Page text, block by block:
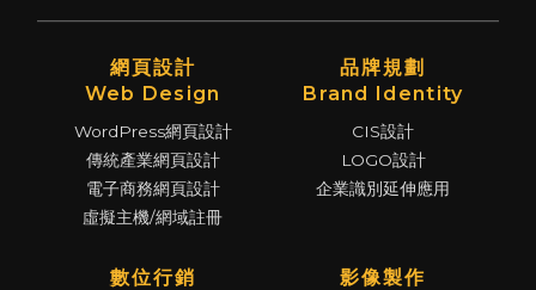
網頁設計
Web Design
WordPress網頁設計
傳統產業網頁設計
電子商務網頁設計
虛擬主機/網域註冊
品牌規劃
Brand Identity
CIS設計
LOGO設計
企業識別延伸應用
數位行銷
影像製作